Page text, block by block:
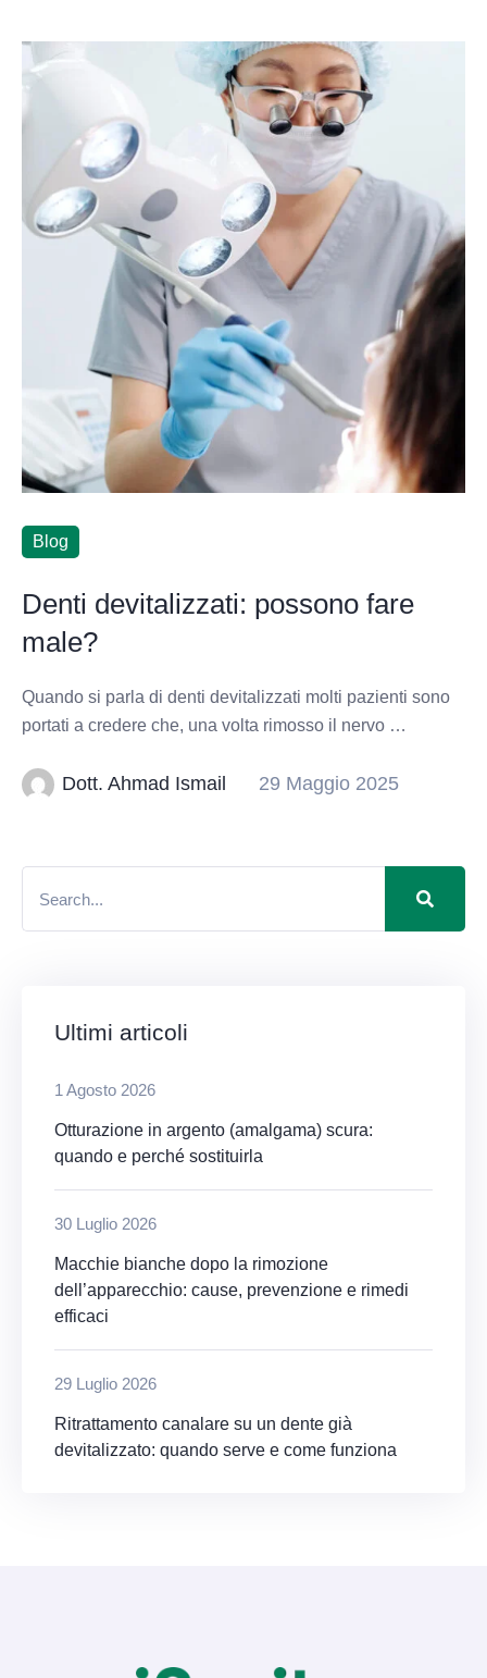
Blog
Denti devitalizzati: possono fare
male?
Quando si parla di denti devitalizzati molti pazienti sono
portati a credere che, una volta rimosso il nervo …
Dott. Ahmad Ismail 29 Maggio 2025
Ultimi articoli
1 Agosto 2026
Otturazione in argento (amalgama) scura:
quando e perché sostituirla
30 Luglio 2026
Macchie bianche dopo la rimozione
dell’apparecchio: cause, prevenzione e rimedi
efficaci
29 Luglio 2026
Ritrattamento canalare su un dente già
devitalizzato: quando serve e come funziona